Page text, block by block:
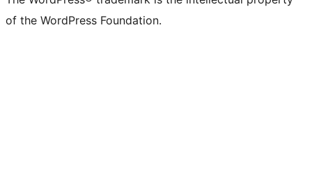
of the WordPress Foundation.